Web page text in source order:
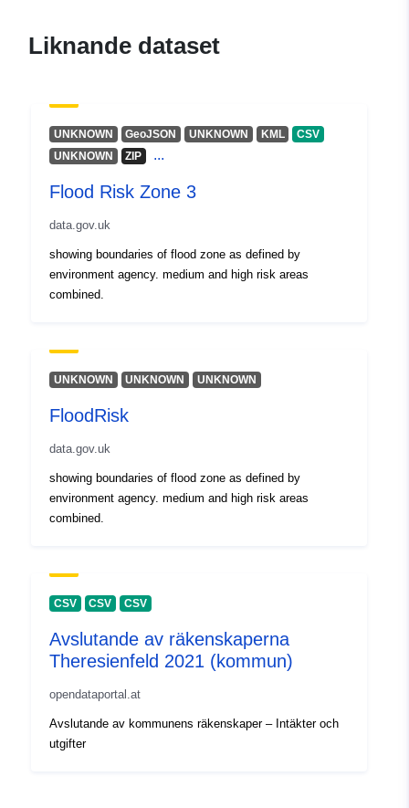
Liknande dataset
UNKNOWN GeoJSON UNKNOWN KML
CSV
UNKNOWN
ZIP ...
Flood Risk Zone 3
data.gov.uk
showing boundaries of flood zone as defined by
environment agency. medium and high risk areas
combined.
UNKNOWN UNKNOWN UNKNOWN
FloodRisk
data.gov.uk
showing boundaries of flood zone as defined by
environment agency. medium and high risk areas
combined.
CSV CSV CSV
Avslutande av räkenskaperna
Theresienfeld 2021 (kommun)
opendataportal.at
Avslutande av kommunens räkenskaper – Intäkter och
utgifter